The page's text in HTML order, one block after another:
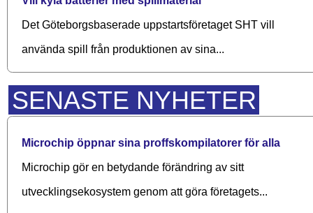
Det Göteborgsbaserade upp­starts­företaget SHT vill
använda spill från produktionen av sina...
SENASTE NYHETER
Microchip öppnar sina proffskompilatorer för alla
Microchip gör en betydande förändring av sitt
utvecklingsekosystem genom att göra företagets...